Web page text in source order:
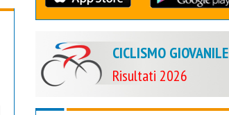
CICLISMO GIOVANILE
Risultati 2026